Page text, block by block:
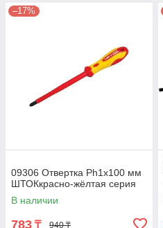
–17%
09306 Отвертка Ph1х100 мм
ШТОКкрасно-жёлтая серия
В наличии
783 ₸ 940 ₸